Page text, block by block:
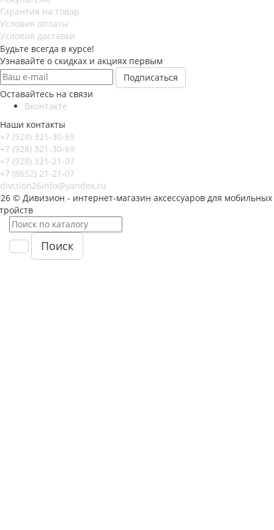
Гарантия на товар
Условия оплаты
Условия доставки
Будьте всегда в курсе!
Узнавайте о скидках и акциях первым
Оставайтесь на связи
Вконтакте
Наши контакты
+7 (928) 321-30-69
+7 (928) 321-30-69
+7 (928) 321-21-07
+7 (8652) 21-21-07
divizion26info@yandex.ru
© Дивизион - интернет-магазин аксессуаров для мобильных
Поиск